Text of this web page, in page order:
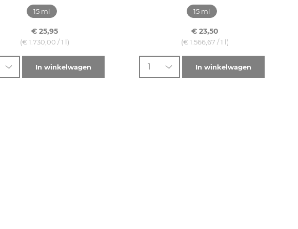
15 ml
€ 25,95
(€ 1.730,00 / 1 l)
In winkelwagen
15 ml
€ 23,50
(€ 1.566,67 / 1 l)
1 In winkelwagen